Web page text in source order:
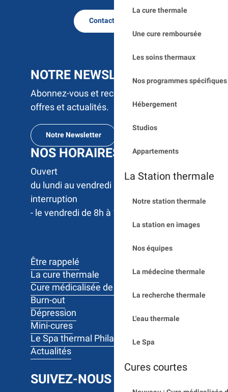
La cure thermale
Une cure remboursée
Les soins thermaux
Nos programmes
Hébergement
Studios
Appartements
La Station thermale
Notre station thermale
La station en images
Nos équipes
La médecine thermale
La recherche thermale
L'eau thermale
Le Spa
Cures courtes
Contactez nous
NOTRE NEWSLETTER
Abonnez-vous et recevez par e-mail nos
offres et actualités.
Notre Newsletter
NOS HORAIRES
Ouvert
du lundi au vendredi 9h à 17h sans
interruption
- le vendredi de 8h à 12h
Être rappelé
La cure thermale
Cure médicalisée de 10 jours
Burn-out
Dépression
Mini-cures
Le Spa thermal Philae
Actualités
SUIVEZ-NOUS